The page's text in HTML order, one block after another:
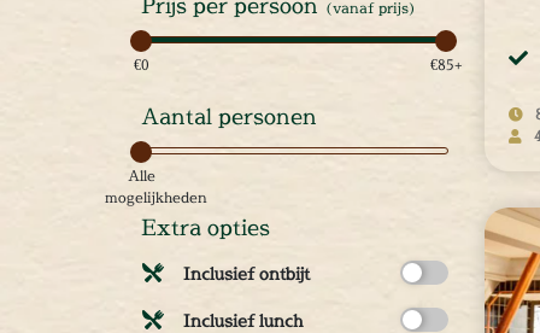
verzorgd
Tours
(vanaf prijs)
€0 €85+
Aantal personen
Alle
mogelijkheden
Extra opties
Inclusief ontbijt
Inclusief lunch